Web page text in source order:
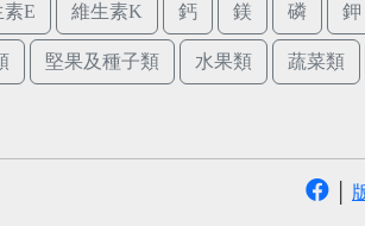
素E 維生素K 鈣 鎂 磷 鉀
堅果及種子類 水果類 蔬菜類